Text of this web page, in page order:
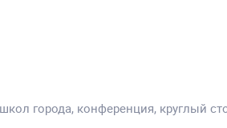
города, конференция, круглый